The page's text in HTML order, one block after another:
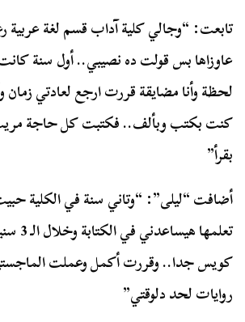
تابعت: “وجالي كلية آداب قسم لغة عربية
عاوزاها بس قولت ده نصيبي.. أول سنة
لحظة وأنا مضايقة قررت ارجع لعادتي زمان
كنت بكتب وبألف.. فكتبت كل حاجة مريت
بقرأ”
أضافت “ليلى”: “وتاني سنة في الكلية حبيت
روايات لحد دلوقتي”